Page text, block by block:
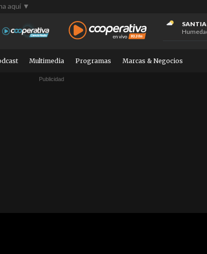
aquí ▼
Multimedia Programas Marcas & Negocios